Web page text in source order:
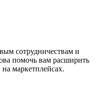
сотрудничествам и
помочь вам расширить
маркетплейсах.